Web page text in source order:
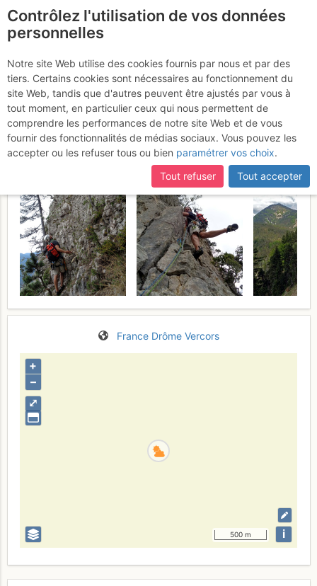
Rocher de Combeau :
Par la facette E (voie
normale)
Vendredi 26 mai 2017
France Drôme Vercors
⤢
+
–
500 m i
Contrôlez l'utilisation de vos données
personnelles
Notre site Web utilise des cookies fournis par nous et par des
tiers. Certains cookies sont nécessaires au fonctionnement du
site Web, tandis que d'autres peuvent être ajustés par vous à
tout moment, en particulier ceux qui nous permettent de
comprendre les performances de notre site Web et de vous
fournir des fonctionnalités de médias sociaux. Vous pouvez les
accepter ou les refuser tous ou bien paramétrer vos choix.
Tout refuser
Tout accepter